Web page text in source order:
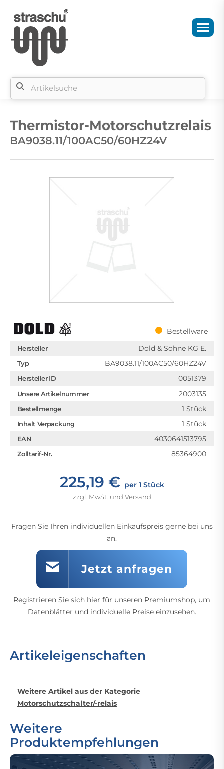
Thermistor-Motorschutzrelais
BA9038.11/100AC50/60HZ24V
Bestellware
Hersteller Dold & Söhne KG E.
Typ BA9038.11/100AC50/60HZ24V
Hersteller ID 0051379
Unsere Artikelnummer 2003135
Bestellmenge 1 Stück
Inhalt Verpackung 1 Stück
EAN 4030641513795
Zolltarif-Nr. 85364900
225,19 € per 1 Stück
zzgl. MwSt. und Versand
Fragen Sie Ihren individuellen Einkaufspreis gerne bei uns
an.
Jetzt anfragen
Registrieren Sie sich hier für unseren Premiumshop, um
Datenblätter und individuelle Preise einzusehen.
Artikeleigenschaften
Weitere Artikel aus der Kategorie
Motorschutzschalter/-relais
Weitere
Produktempfehlungen